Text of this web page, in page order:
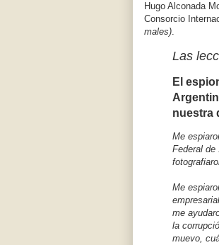
Hugo Alconada
Consorcio
males).
Las
El
nuestra
Me
Federal de
Me
me
la
muevo,